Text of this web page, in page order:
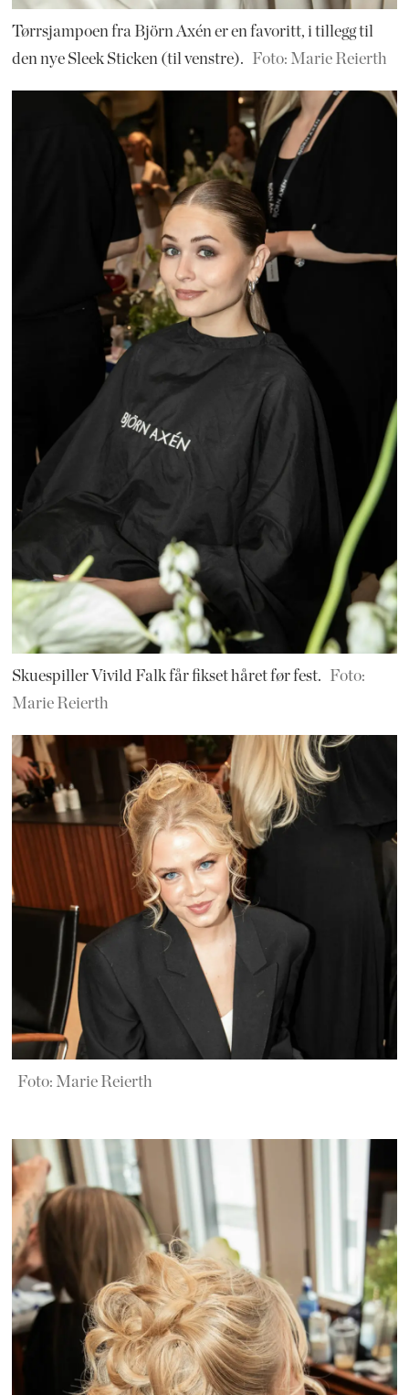
Tørrsjampoen fra Björn Axén er en favoritt, i tillegg til
den nye Sleek Sticken (til venstre).
Foto: Marie Reierth
Skuespiller Vivild Falk får fikset håret før fest.
Foto:
Marie Reierth
Foto: Marie Reierth